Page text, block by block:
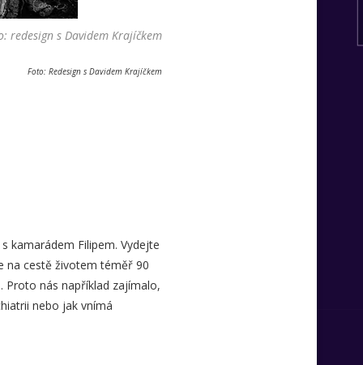
redesign s Davidem Krajíčkem
Foto: Redesign s Davidem Krajíčkem
kamarádem Filipem. Vydejte
na cestě životem téměř 90
Proto nás například zajímalo,
nebo jak vnímá